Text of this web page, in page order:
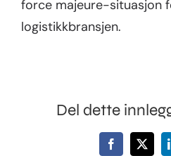
force majeure-situasjon
logistikkbransjen.
Del dette
Facebook
X